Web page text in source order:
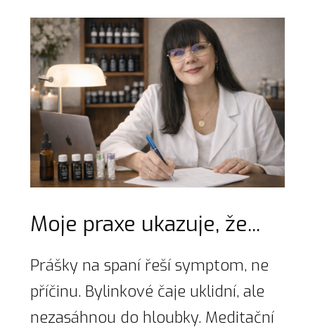
Moje praxe ukazuje, že...
Prášky na spaní řeší symptom, ne
příčinu. Bylinkové čaje uklidní, ale
nezasáhnou do hloubky. Meditační